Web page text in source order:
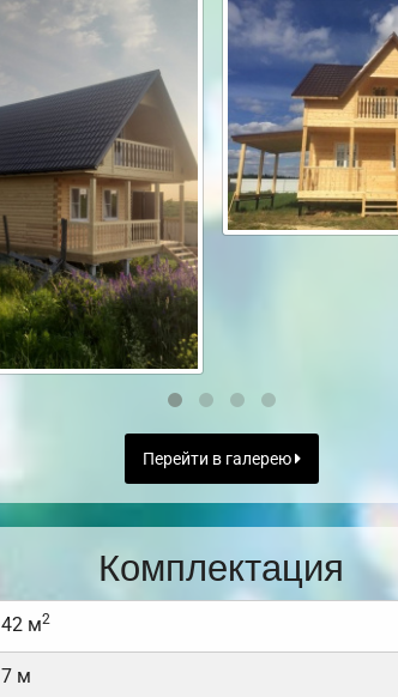
Перейти в галерею
Комплектация
42 м2
7 м